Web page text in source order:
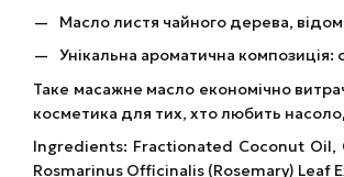
Масло листя чайного дерева,
Унікальна ароматична
Таке масажне масло економічно
косметика для тих, хто любить
Ingredients: Fractionated Coconut Oil,
Rosmarinus Officinalis (Rosemary) Leaf